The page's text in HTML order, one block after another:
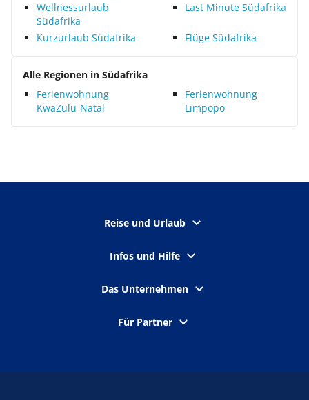
Wellnessurlaub
Südafrika
Last Minute Südafrika
Kurzurlaub Südafrika Flüge Südafrika
Alle Regionen in Südafrika
Ferienwohnung
KwaZulu-Natal
Ferienwohnung
Limpopo
Reise und Urlaub
Infos und Hilfe
Das Unternehmen
Für Partner